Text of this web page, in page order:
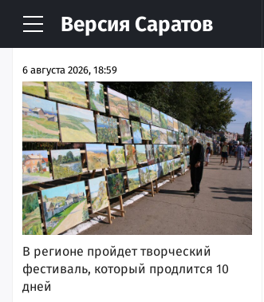
Версия Саратов
НОВОСТИ АРХИВ
6 августа 2026, 18:59
В регионе пройдет творческий
фестиваль, который продлится 10
дней